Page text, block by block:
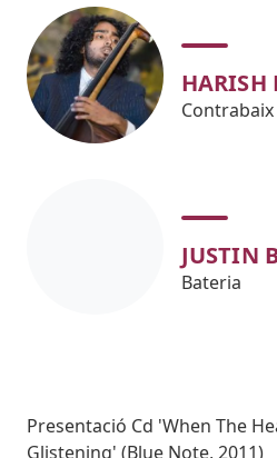
HARISH
Contrabaix
JUSTIN
Bateria
Subtitol
Presentació Cd 'When The
Glistening' (Blue Note, 2011)